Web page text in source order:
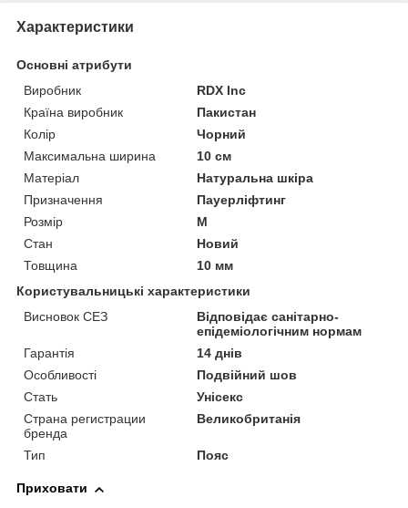
Характеристики
Основні атрибути
Виробник
RDX Inc
Країна виробник
Пакистан
Колір
Чорний
Максимальна ширина
10 см
Матеріал
Натуральна шкіра
Призначення
Пауерліфтинг
Розмір
M
Стан
Новий
Товщина
10 мм
Користувальницькі характеристики
Висновок СЕЗ
Відповідає санітарно-
епідеміологічним нормам
Гарантія
14 днів
Особливості
Подвійний шов
Стать
Унісекс
Страна регистрации
бренда
Великобританія
Тип Пояс
Приховати